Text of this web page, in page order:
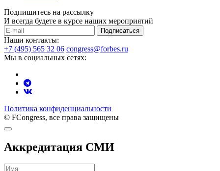
Подпишитесь на рассылку
И всегда будете в курсе наших мероприятий
Подписаться
Наши контакты:
+7 (495) 565 32 06 congress@forbes.ru
Мы в социальных сетях:
Политика конфиденциальности
© FCongress, все права защищены
Аккредитация СМИ